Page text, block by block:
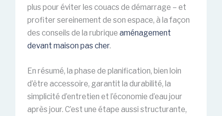
plus pour éviter les couacs de démarrage – et
profiter sereinement de son espace, à la façon
des conseils de la rubrique aménagement
devant maison pas cher.
En résumé, la phase de planification, bien loin
d’être accessoire, garantit la durabilité, la
simplicité d’entretien et l’économie d’eau jour
après jour. C’est une étape aussi structurante,